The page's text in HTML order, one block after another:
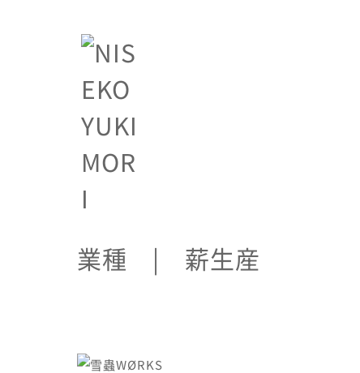
業種 | 薪生産